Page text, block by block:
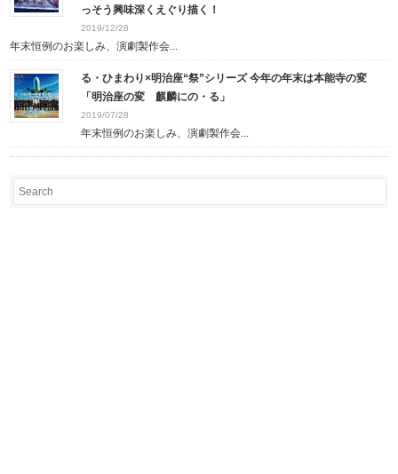
っそう興味深くえぐり描く！
2019/12/28
年末恒例のお楽しみ、演劇製作会...
る・ひまわり×明治座“祭”シリーズ 今年の年末は本能寺の変
「明治座の変 麒麟にの・る」
2019/07/28
年末恒例のお楽しみ、演劇製作会...